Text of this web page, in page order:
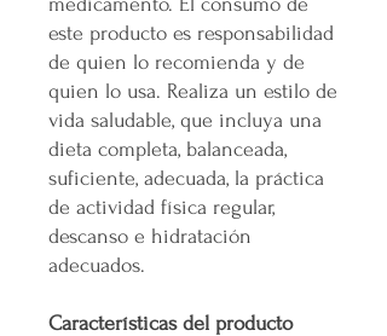
este producto es responsabilidad
de quien lo recomienda y de
quien lo usa. Realiza un estilo de
vida saludable, que incluya una
dieta completa, balanceada,
suficiente, adecuada, la práctica
de actividad física regular,
descanso e hidratación
adecuados.
Características del producto